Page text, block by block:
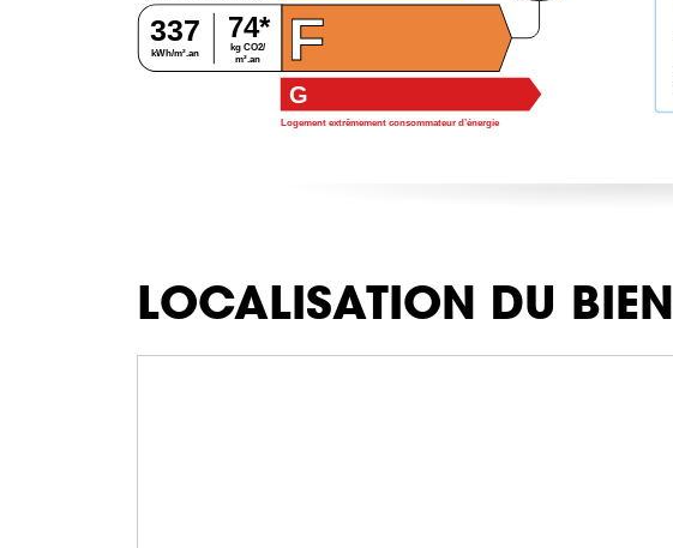
kg CO2/
m².an
kWh/m².an
337 74*
G
Logement extrêmement consommateur d’énergie
F
LOCALISATION DU BIEN